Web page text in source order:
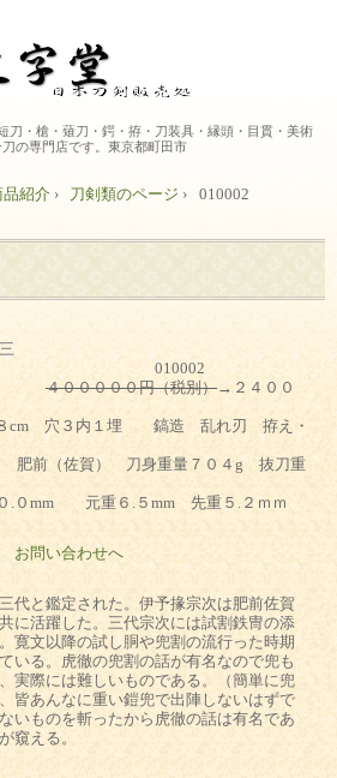
刀・槍・薙刀・鍔・拵・刀装具・縁頭・目貫・美術
の専門店です。東京都町田市
品紹介› 刀剣類のページ › 010002
会４０００００円（税別）→２４００
８cm 穴３内１埋 鎬造 乱れ刃 拵え・
肥前（佐賀） 刀身重量７０４g 抜刀重
.０mm 元重６.５mm 先重５.２ｍｍ
お問い合わせへ
代と鑑定された。伊予掾宗次は肥前佐賀
に活躍した。三代宗次には試割鉄冑の添
寛文以降の試し胴や兜割の流行った時期
いる。虎徹の兜割の話が有名なので兜も
実際には難しいものである。（簡単に兜
皆あんなに重い鎧兜で出陣しないはずで
いものを斬ったから虎徹の話は有名であ
窺える。